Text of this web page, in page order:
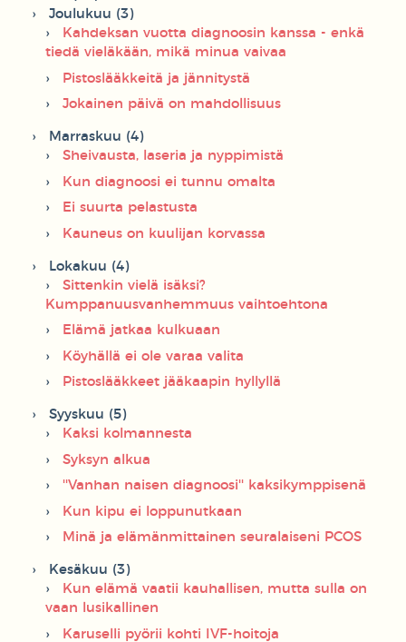
Joulukuu (3)
Kahdeksan vuotta diagnoosin kanssa - enkä
tiedä vieläkään, mikä minua vaivaa
Pistoslääkkeitä ja jännitystä
Jokainen päivä on mahdollisuus
Marraskuu (4)
Sheivausta, laseria ja nyppimistä
Kun diagnoosi ei tunnu omalta
Ei suurta pelastusta
Kauneus on kuulijan korvassa
Lokakuu (4)
Sittenkin vielä isäksi?
Kumppanuusvanhemmuus vaihtoehtona
Elämä jatkaa kulkuaan
Köyhällä ei ole varaa valita
Pistoslääkkeet jääkaapin hyllyllä
Syyskuu (5)
Kaksi kolmannesta
Syksyn alkua
''Vanhan naisen diagnoosi'' kaksikymppisenä
Kun kipu ei loppunutkaan
Minä ja elämänmittainen seuralaiseni PCOS
Kesäkuu (3)
Kun elämä vaatii kauhallisen, mutta sulla on
vaan lusikallinen
Karuselli pyörii kohti IVF-hoitoja